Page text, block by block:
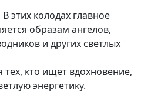
В этих колодах главное
образам ангелов,
и других светлых
тех, кто ищет вдохновение,
энергетику.